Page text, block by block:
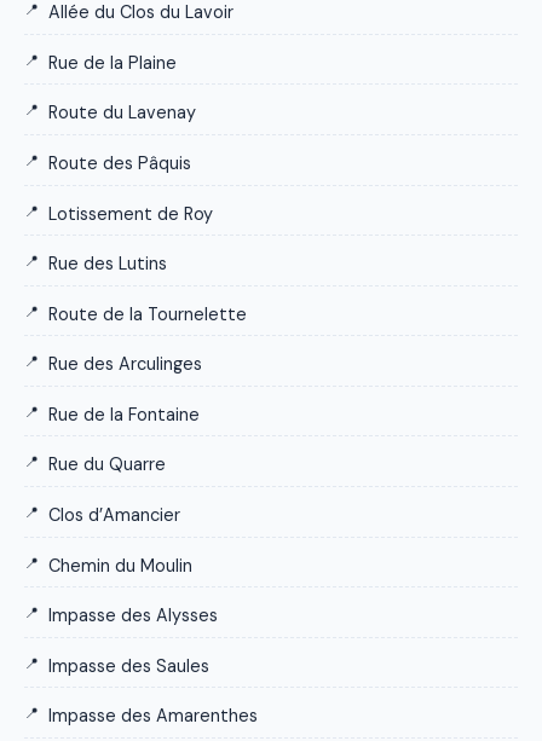
Allée du Clos du Lavoir
Rue de la Plaine
Route du Lavenay
Route des Pâquis
Lotissement de Roy
Rue des Lutins
Route de la Tournelette
Rue des Arculinges
Rue de la Fontaine
Rue du Quarre
Clos d’Amancier
Chemin du Moulin
Impasse des Alysses
Impasse des Saules
Impasse des Amarenthes